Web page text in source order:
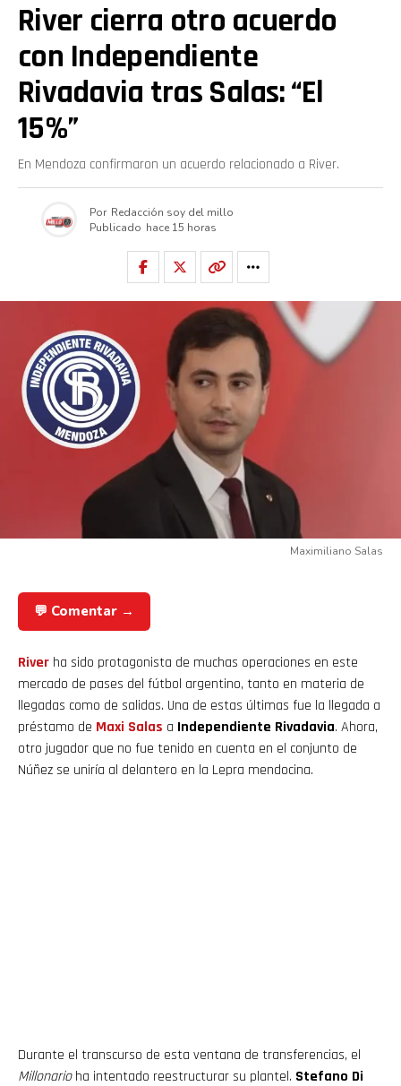
River cierra otro acuerdo
con Independiente
Rivadavia tras Salas: “El
15%”
En Mendoza confirmaron un acuerdo relacionado a River.
Por Redacción soy del millo
Publicado hace 15 horas
Maximiliano Salas
💬 Comentar →
River ha sido protagonista de muchas operaciones en este
mercado de pases del fútbol argentino, tanto en materia de
llegadas como de salidas. Una de estas últimas fue la llegada a
préstamo de Maxi Salas a Independiente Rivadavia. Ahora,
otro jugador que no fue tenido en cuenta en el conjunto de
Núñez se uniría al delantero en la Lepra mendocina.
Durante el transcurso de esta ventana de transferencias, el
Millonarioha intentado reestructurar su plantel. Stefano Di